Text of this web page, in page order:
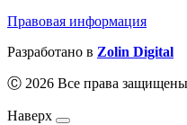
Правовая информация
Разработано в Zolin Digital
Ⓒ 2026 Все права защищены
Наверх